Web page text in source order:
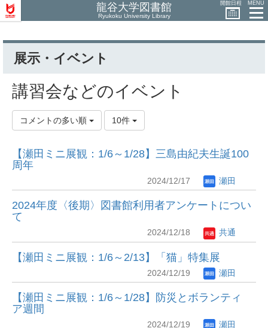
龍谷大学図書館
Ryukoku University Library
開館日程 MENU
展示・イベント
講習会などのイベント
コメントの多い順 10件
【瀬田ミニ展観：1/6～1/28】三島由紀夫生誕100
周年
2024/12/17 瀬田
2024年度〈後期〉図書館利用者アンケートについ
て
2024/12/18 共通
【瀬田ミニ展観：1/6～2/13】「猫」特集展
2024/12/19 瀬田
【瀬田ミニ展観：1/6～1/28】防災とボランティ
ア週間
2024/12/19 瀬田